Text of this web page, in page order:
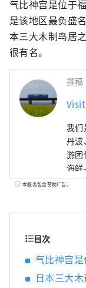
气比神宫是位于
是该地区最负盛
本三大木制鸟居
很有名。
撰稿
我们
丹波
游团
海
夏季
本服务包含赞助广告。
目次
气比神宫是
日本三大